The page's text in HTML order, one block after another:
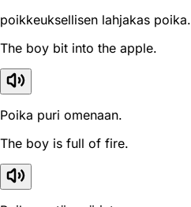
poikkeuksellisen lahjakas poika.
The boy bit into the apple.
Poika puri omenaan.
The boy is full of fire.